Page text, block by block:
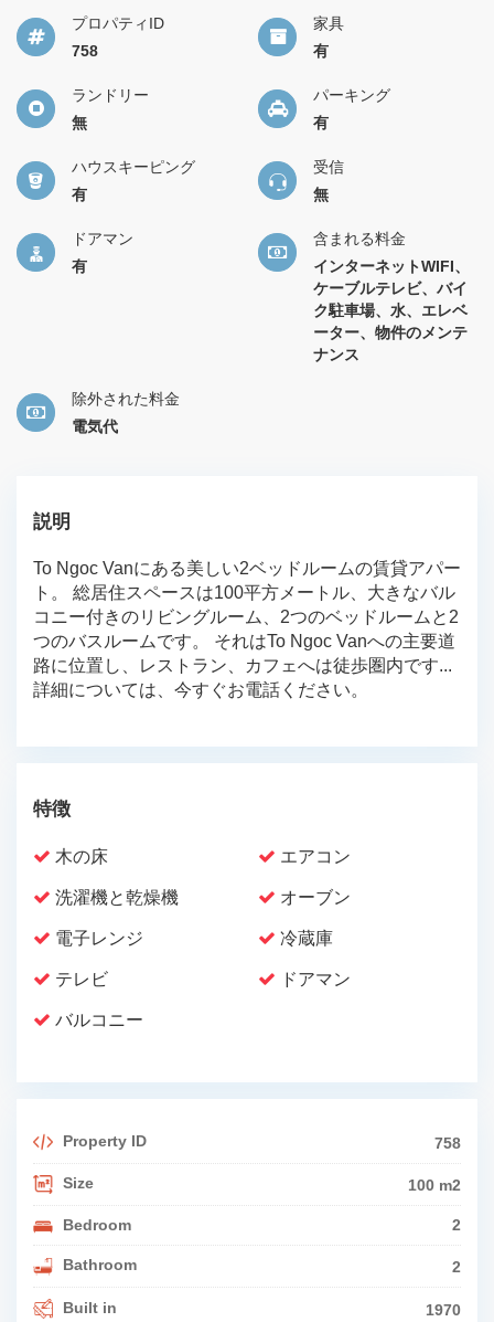
プロパティID
758
家具
有
ランドリー
無
パーキング
有
ハウスキーピング
有
受信
無
ドアマン
有
含まれる料金
インターネットWIFI、
ケーブルテレビ、バイ
ク駐車場、水、エレベ
ーター、物件のメンテ
ナンス
除外された料金
電気代
説明
To Ngoc Vanにある美しい2ベッドルームの賃貸アパー
ト。 総居住スペースは100平方メートル、大きなバル
コニー付きのリビングルーム、2つのベッドルームと2
つのバスルームです。 それはTo Ngoc Vanへの主要道
路に位置し、レストラン、カフェへは徒歩圏内です...
詳細については、今すぐお電話ください。
特徴
木の床 エアコン
洗濯機と乾燥機 オーブン
電子レンジ 冷蔵庫
テレビ ドアマン
バルコニー
Property ID 758
Size 100 m2
Bedroom 2
Bathroom 2
Built in 1970